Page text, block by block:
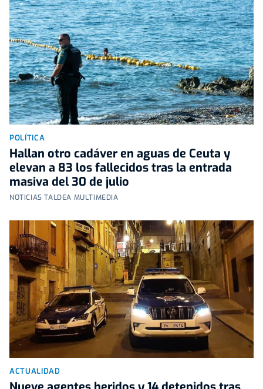
POLÍTICA
Hallan otro cadáver en aguas de Ceuta y
elevan a 83 los fallecidos tras la entrada
masiva del 30 de julio
NOTICIAS TALDEA MULTIMEDIA
ACTUALIDAD